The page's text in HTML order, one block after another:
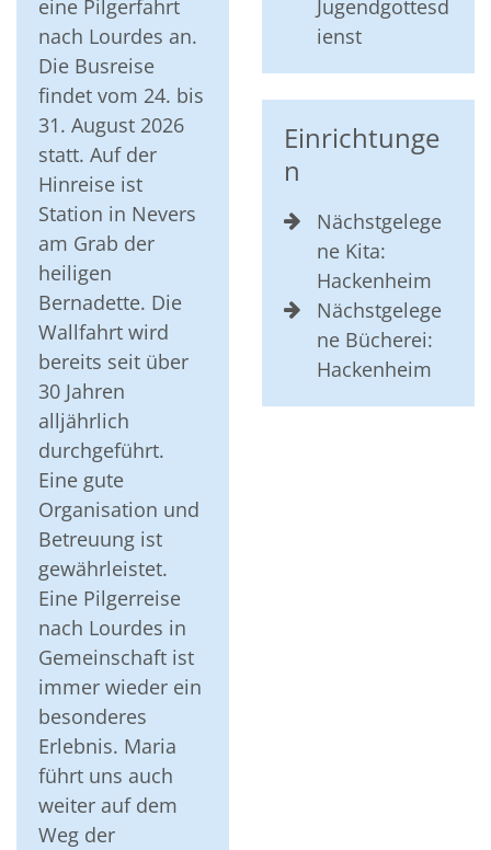
eine Pilgerfahrt
nach Lourdes an.
Die Busreise
findet vom 24. bis
31. August 2026
statt. Auf der
Hinreise ist
Station in Nevers
am Grab der
heiligen
Bernadette. Die
Wallfahrt wird
bereits seit über
30 Jahren
alljährlich
durchgeführt.
Eine gute
Organisation und
Betreuung ist
gewährleistet.
Eine Pilgerreise
nach Lourdes in
Gemeinschaft ist
immer wieder ein
besonderes
Erlebnis. Maria
führt uns auch
weiter auf dem
Weg der
Jugendgottesd
ienst
Einrichtunge
n
Nächstgelege
ne Kita:
Hackenheim
Nächstgelege
ne Bücherei:
Hackenheim